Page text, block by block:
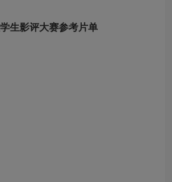
生影评大赛参考片单